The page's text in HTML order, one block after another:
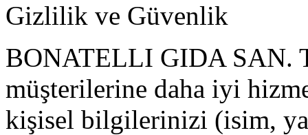
Gizlilik ve Güvenlik
BONATELLI GIDA SAN.
müşterilerine daha iyi
kişisel bilgilerinizi (isim,